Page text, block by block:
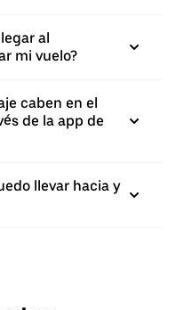
al
mi vuelo?
caben en el
de la app de
llevar hacia y